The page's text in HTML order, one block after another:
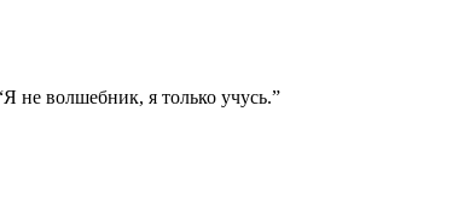
не волшебник, я только учусь.”